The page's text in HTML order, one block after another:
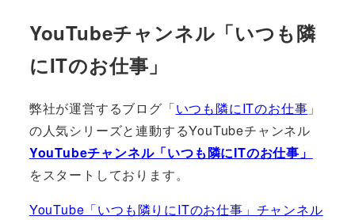
YouTubeチャンネル「いつも隣
にITのお仕事」
弊社が運営するブログ「いつも隣にITのお仕事 」
の人気シリーズと連動するYouTubeチャンネル
YouTubeチャンネル「いつも隣にITのお仕事」
をスタートしております。
YouTube「いつも隣りにITのお仕事」チャンネル